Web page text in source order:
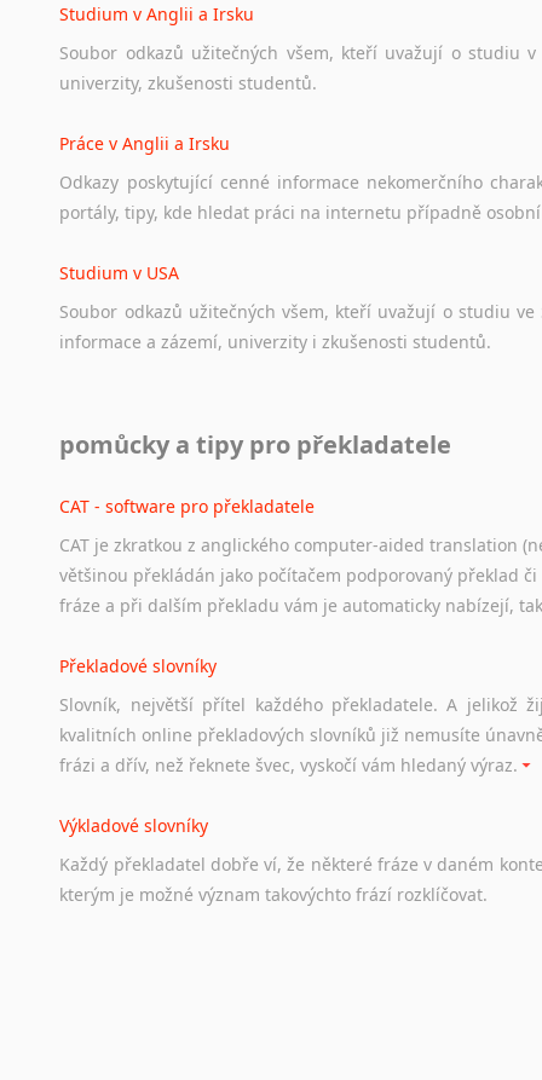
Studium v Anglii a Irsku
Soubor odkazů užitečných všem, kteří uvažují o studiu v
univerzity, zkušenosti studentů.
Práce v Anglii a Irsku
Odkazy poskytující cenné informace nekomerčního
portály, tipy, kde hledat práci na internetu případně osobní
Studium v USA
Soubor odkazů užitečných všem, kteří uvažují o studiu ve
informace a zázemí, univerzity i zkušenosti studentů.
Odkazy poskytující cenné informace nekomerčního
Studium v Austrálii
Soubor odkazů užitečných všem, kteří uvažují o studiu v
a zázemí, australské univerzity a samozřejmě i osobní
Práce v Austrálii
Odkazy poskytující cenné informace nekomerčního
hledat práci na internetu případně osobní zkušenosti
Hledáte-li
práci
stejná obecná pravidla, jako pro český životopis. Tak dost
pomůcky a tipy pro překladatele
CAT - software pro překladatele
CAT je zkratkou z anglického computer-aided translation
většinou překládán jako počítačem podporovaný překlad
fráze a při dalším překladu vám je automaticky nabízejí,
Překladové slovníky
Slovník, největší přítel každého překladatele. A jelikož
kvalitních online překladových slovníků již nemusíte
frázi a dřív, než řeknete švec, vyskočí vám hledaný výraz.
Výkladové slovníky
Každý překladatel dobře ví, že některé fráze v daném
kterým je možné význam takovýchto frází rozklíčovat.